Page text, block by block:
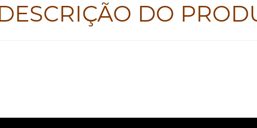
DESCRIÇÃO DO